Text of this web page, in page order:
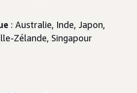
: Australie, Inde, Japon,
Zélande, Singapour